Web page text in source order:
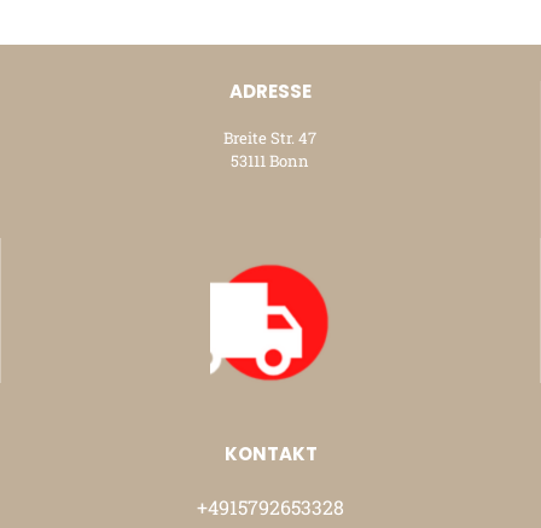
ADRESSE
Breite Str. 47
53111 Bonn
KONTAKT
+4915792653328